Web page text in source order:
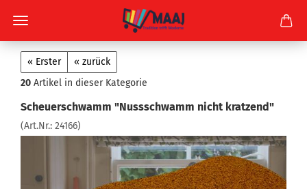
« Erster
« zurück
20 Artikel in dieser Kategorie
Scheuerschwamm "Nussschwamm nicht kratzend"
(Art.Nr.: 24166)